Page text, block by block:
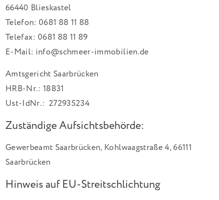
66440 Blieskastel
Telefon: 0681 88 11 88
Telefax: 0681 88 11 89
E-Mail: info@schmeer-immobilien.de
Amtsgericht Saarbrücken
HRB-Nr.: 18831
Ust-IdNr.: 272935234
Zuständige Aufsichtsbehörde:
Gewerbeamt Saarbrücken, Kohlwaagstraße 4, 66111
Saarbrücken
Hinweis auf EU-Streitschlichtung